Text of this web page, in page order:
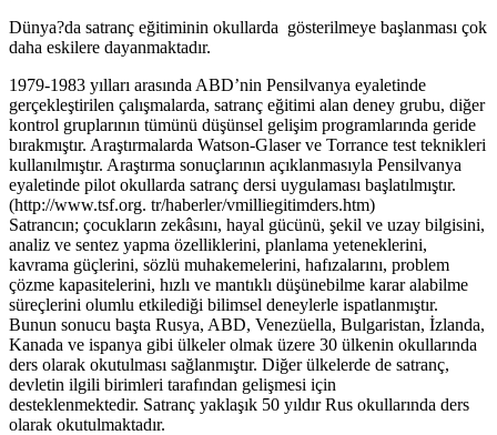
Dünya?da satranç eğitiminin okullarda gösterilmeye başlanması çok
daha eskilere dayanmaktadır.
1979-1983 yılları arasında ABD’nin Pensilvanya eyaletinde
gerçekleştirilen çalışmalarda, satranç eğitimi alan deney grubu, diğer
kontrol gruplarının tümünü düşünsel gelişim programlarında geride
bırakmıştır. Araştırmalarda Watson-Glaser ve Torrance test teknikleri
kullanılmıştır. Araştırma sonuçlarının açıklanmasıyla Pensilvanya
eyaletinde pilot okullarda satranç dersi uygulaması başlatılmıştır.
(http://www.tsf.org. tr/haberler/vmilliegitimders.htm)
Satrancın; çocukların zekâsını, hayal gücünü, şekil ve uzay bilgisini,
analiz ve sentez yapma özelliklerini, planlama yeteneklerini,
kavrama güçlerini, sözlü muhakemelerini, hafızalarını, problem
çözme kapasitelerini, hızlı ve mantıklı düşünebilme karar alabilme
süreçlerini olumlu etkilediği bilimsel deneylerle ispatlanmıştır.
Bunun sonucu başta Rusya, ABD, Venezüella, Bulgaristan, İzlanda,
Kanada ve ispanya gibi ülkeler olmak üzere 30 ülkenin okullarında
ders olarak okutulması sağlanmıştır. Diğer ülkelerde de satranç,
devletin ilgili birimleri tarafından gelişmesi için
desteklenmektedir. Satranç yaklaşık 50 yıldır Rus okullarında ders
olarak okutulmaktadır.